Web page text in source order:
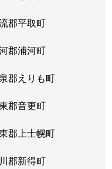
郡平取町
郡浦河町
郡えりも町
郡音更町
郡上士幌町
郡新得町